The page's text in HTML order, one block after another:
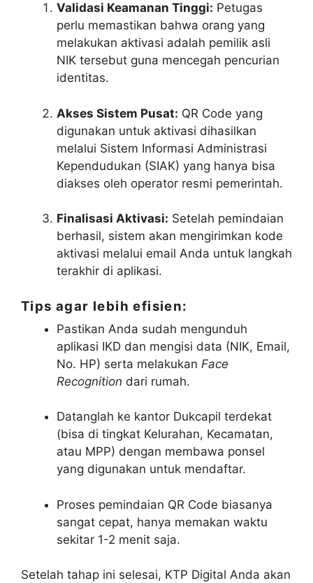
Validasi Keamanan Tinggi: Petugas
perlu memastikan bahwa orang yang
melakukan aktivasi adalah pemilik asli
NIK tersebut guna mencegah pencurian
identitas.
Akses Sistem Pusat: QR Code yang
digunakan untuk aktivasi dihasilkan
melalui Sistem Informasi Administrasi
Kependudukan (SIAK) yang hanya bisa
diakses oleh operator resmi pemerintah.
Finalisasi Aktivasi: Setelah pemindaian
berhasil, sistem akan mengirimkan kode
aktivasi melalui email Anda untuk langkah
terakhir di aplikasi.
Tips agar lebih efisien:
Pastikan Anda sudah mengunduh
aplikasi IKD dan mengisi data (NIK, Email,
No. HP) serta melakukan Face
Recognition dari rumah.
Datanglah ke kantor Dukcapil terdekat
(bisa di tingkat Kelurahan, Kecamatan,
atau MPP) dengan membawa ponsel
yang digunakan untuk mendaftar.
Proses pemindaian QR Code biasanya
sangat cepat, hanya memakan waktu
sekitar 1-2 menit saja.
Setelah tahap ini selesai, KTP Digital Anda akan